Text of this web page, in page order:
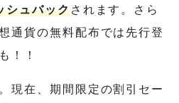
シュバックされます。さら
通貨の無料配布では先行登
！！
現在、期間限定の割引セー